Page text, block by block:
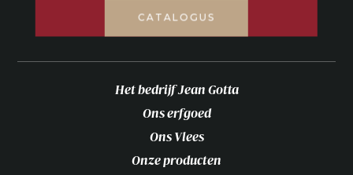
CATALOGUS
Het bedrijf Jean Gotta
Ons erfgoed
Ons Vlees
Onze producten